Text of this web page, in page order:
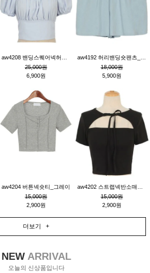
25,000원
6,900원
18,000원
5,900원
aw4204 버튼넥숏티_그레이
15,000원
2,900원
15,000원
2,900원
더보기 +
NEWARRIVAL
오늘의 신상품입니다